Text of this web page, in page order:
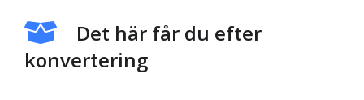
Det här får du efter
konvertering